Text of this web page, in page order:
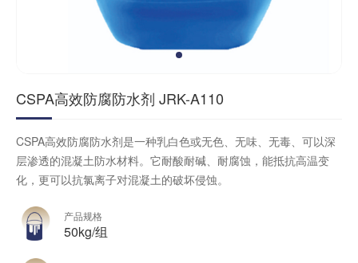
CSPA高效防腐防水剂 JRK-A110
CSPA高效防腐防水剂是一种乳白色或无色、无味、无毒、可以深
层渗透的混凝土防水材料。它耐酸耐碱、耐腐蚀，能抵抗高温变
化，更可以抗氯离子对混凝土的破坏侵蚀。
产品规格
50kg/组